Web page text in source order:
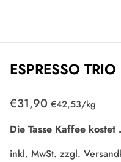
ESPRESSO
€31,90 Einzelpreis
€42,53/zum
kg
Die Tasse Kaffee kostet
inkl. MwSt. zzgl.